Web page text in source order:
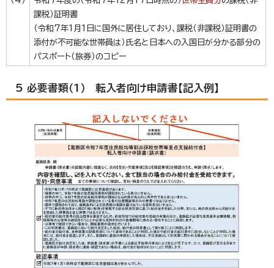
課税）証明書
（令和7年1月1日に国外に居住しており、課税（非課税）証明書の
添付が不可能な世帯員は）氏名と日本への入国日が分かる部分の
パスポート（旅券）のコピー
5 必要書類（1） 転入者向け申請書【記入例】